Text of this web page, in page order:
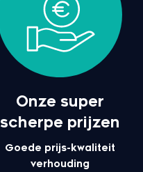
Onze super
scherpe prijzen
Goede prijs-kwaliteit
verhouding